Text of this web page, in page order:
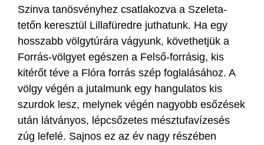
Szinva tanösvényhez csatlakozva a Szeleta-
tetőn keresztül Lillafüredre juthatunk. Ha egy
hosszabb völgytúrára vágyunk, követhetjük a
Forrás-völgyet egészen a Felső-forrásig, kis
kitérőt téve a Flóra forrás szép foglalásához. A
völgy végén a jutalmunk egy hangulatos kis
szurdok lesz, melynek végén nagyobb esőzések
után látványos, lépcsőzetes mésztufavízesés
zúg lefelé. Sajnos ez az év nagy részében